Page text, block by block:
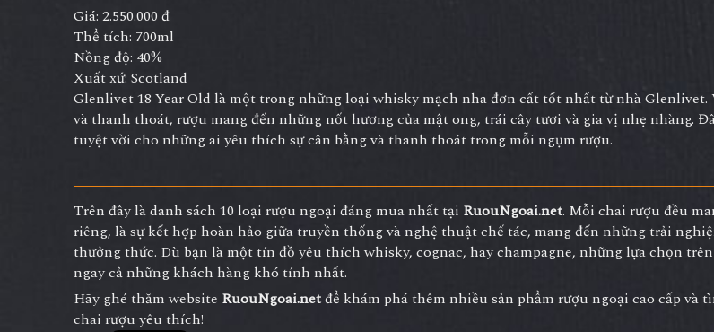
Giá: 2.550.000 đ
Thể tích: 700ml
Nồng độ: 40%
Xuất xứ: Scotland
Glenlivet 18 Year Old là một trong những loại whisky mạch nha đơn cất tốt nhất từ nhà
và thanh thoát, rượu mang đến những nốt hương của mật ong, trái cây tươi và gia vị nhẹ nhàng.
tuyệt vời cho những ai yêu thích sự cân bằng và thanh thoát trong mỗi ngụm rượu.
Trên đây là danh sách 10 loại rượu ngoại đáng mua nhất tại RuouNgoai.net. Mỗi chai rượu đều
riêng, là sự kết hợp hoàn hảo giữa truyền thống và nghệ thuật chế tác, mang đến những trải
thưởng thức. Dù bạn là một tín đồ yêu thích whisky, cognac, hay champagne, những lựa chọn
ngay cả những khách hàng khó tính nhất.
Hãy ghé thăm website RuouNgoai.netđể khám phá thêm nhiều sản phẩm rượu ngoại cao cấp và
chai rượu yêu thích!